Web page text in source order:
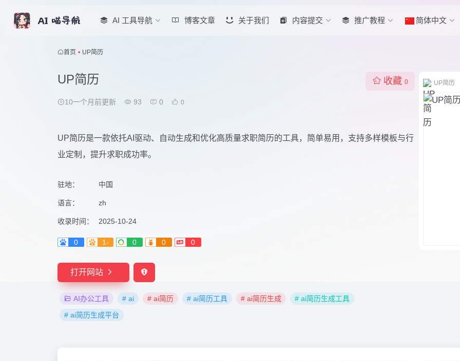
AI 工具导航 博客文章 关于我们 内容提交 推广教程 简体中文
首页 • UP简历
UP简历
10一个月前更新 93 0 0
收藏 0
UP简历是一款依托AI驱动、自动生成和优化高质量求职简历的工具，简单易用，支持多样模板与行
业定制，提升求职成功率。
驻地： 中国
语言： zh
收录时间： 2025-10-24
0 1- 0 0 0
打开网站
AI办公工具 # ai # ai简历 # ai简历工具 # ai简历生成
# ai简历生成工具
# ai简历生成平台
UP简历